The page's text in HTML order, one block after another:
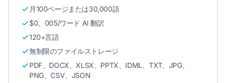
月100ページまたは30,000語
$0。005/ワード AI 翻訳
120+言語
無制限のファイルストレージ
PDF、DOCX、XLSX、PPTX、IDML、TXT、JPG、
PNG、CSV、JSON